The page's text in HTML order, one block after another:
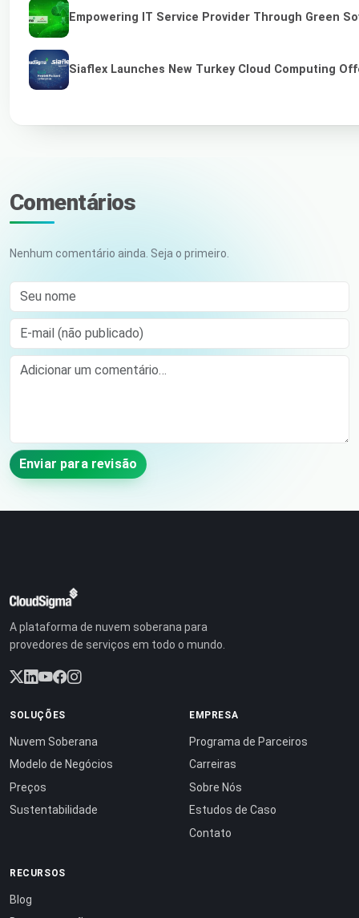
Empowering IT Service Provider Through Green
Siaflex Launches New Turkey Cloud Computing
Comentários
Nenhum comentário ainda. Seja o primeiro.
Seu nome
E-mail (não publicado)
Comment
Enviar para revisão
A plataforma de nuvem soberana para
provedores de serviços em todo o mundo.
SOLUÇÕES
Nuvem Soberana
Modelo de Negócios
Preços
Sustentabilidade
EMPRESA
Programa de Parceiros
Carreiras
Sobre Nós
Estudos de Caso
Contato
RECURSOS
Blog